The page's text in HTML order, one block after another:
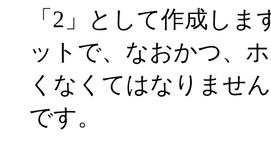
「2」として作成し
ットで、なおかつ、
くなくてはなりませ
です。